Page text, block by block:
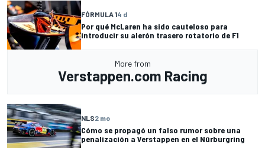
FÓRMULA 14 d
Por qué McLaren ha sido cauteloso para
introducir su alerón trasero rotatorio de F1
More from
Verstappen.com Racing
NLS2 mo
Cómo se propagó un falso rumor sobre una
penalización a Verstappen en el Nürburgring